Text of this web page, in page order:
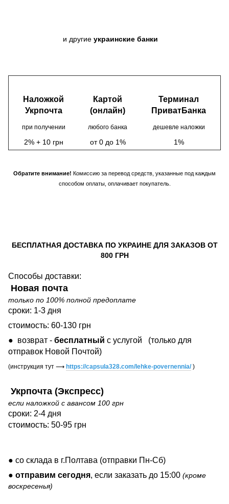
и другие украинские банки
Наложкой
Укрпочта
Картой
(онлайн)
Терминал
ПриватБанка
при получении любого банка дешевле наложки
2% + 10 грн от 0 до 1% 1%
Обратите внимание! Комиссию за перевод средств, указанные под каждым
способом оплаты, оплачивает покупатель.
БЕСПЛАТНАЯ ДОСТАВКА ПО УКРАИНЕ ДЛЯ ЗАКАЗОВ ОТ
800 ГРН
Способы доставки:
Новая почта
только по 100% полной предоплате
сроки: 1-3 дня
стоимость: 60-130 грн
● возврат - бесплатный с услугой
(только для
отправок Новой Почтой)
(инструкция тут ⟶ https://capsula328.com/lehke-povernennia/)
Укрпочта (Экспресс)
если наложкой с авансом 100 грн
сроки: 2-4 дня
стоимость: 50-95 грн
● со склада в г.Полтава (отправки Пн-Сб)
● отправим сегодня, если заказать до 15:00 (кроме
воскресенья)